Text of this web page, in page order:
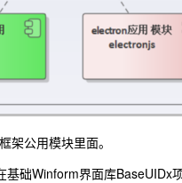
架公用模块里面。
础Winform界面库BaseUIDx项